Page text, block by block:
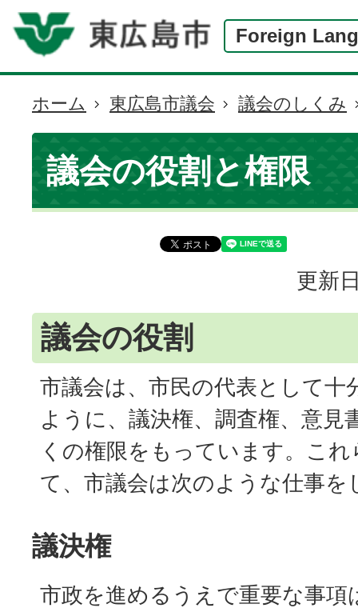
Foreign
現
在
の
位
置
ホーム 東広島市議会 議会のしくみ
議会の役割と権限
更新
議会の役割
市議会は、市民の代表として十
ように、議決権、調査権、意見
くの権限をもっています。こ
て、市議会は次のような仕事を
議決権
市政を進めるうえで重要な事項